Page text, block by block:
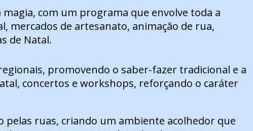
com um programa que envolve toda a
mercados de artesanato, animação de rua,
de Natal.
promovendo o saber-fazer tradicional e a
concertos e workshops, reforçando o caráter
pelas ruas, criando um ambiente acolhedor que